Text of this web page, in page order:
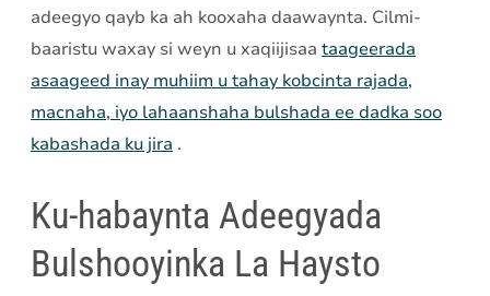
adeegyo qayb ka ah kooxaha daawaynta. Cilmi-
baaristu waxay si weyn u xaqiijisaa taageerada
asaageed inay muhiim u tahay kobcinta rajada,
macnaha, iyo lahaanshaha bulshada ee dadka soo
kabashada ku jira .
Ku-habaynta Adeegyada
Bulshooyinka La Haysto